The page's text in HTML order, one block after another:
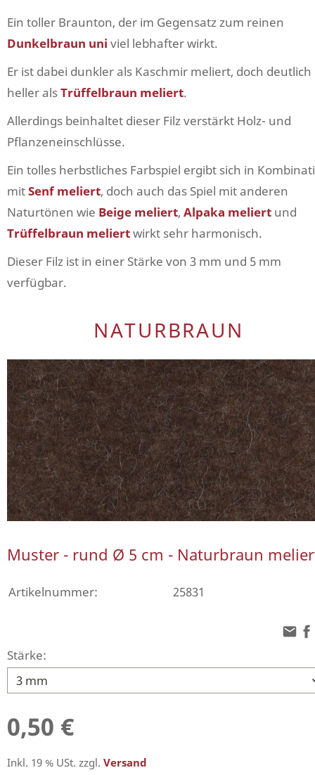
Ein toller Braunton, der im Gegensatz zum reinen
Dunkelbraun uni viel lebhafter wirkt.
Er ist dabei dunkler als Kaschmir meliert, doch deutlich
heller alsTrüffelbraun meliert.
Allerdings beinhaltet dieser Filz verstärkt Holz- und
Pflanzeneinschlüsse.
Ein tolles herbstliches Farbspiel ergibt sich in
mitSenf meliert, doch auch das Spiel mit anderen
Naturtönen wie Beige meliert, Alpaka meliert und
Trüffelbraun meliertwirkt sehr harmonisch.
Dieser Filz ist in einer Stärke von 3 mm und 5 mm
verfügbar.
NATURBRAUN
Muster - rund Ø 5 cm - Naturbraun
Artikelnummer: 25831
Stärke:
0,50 €
Inkl. 19 % USt. zzgl. Versand